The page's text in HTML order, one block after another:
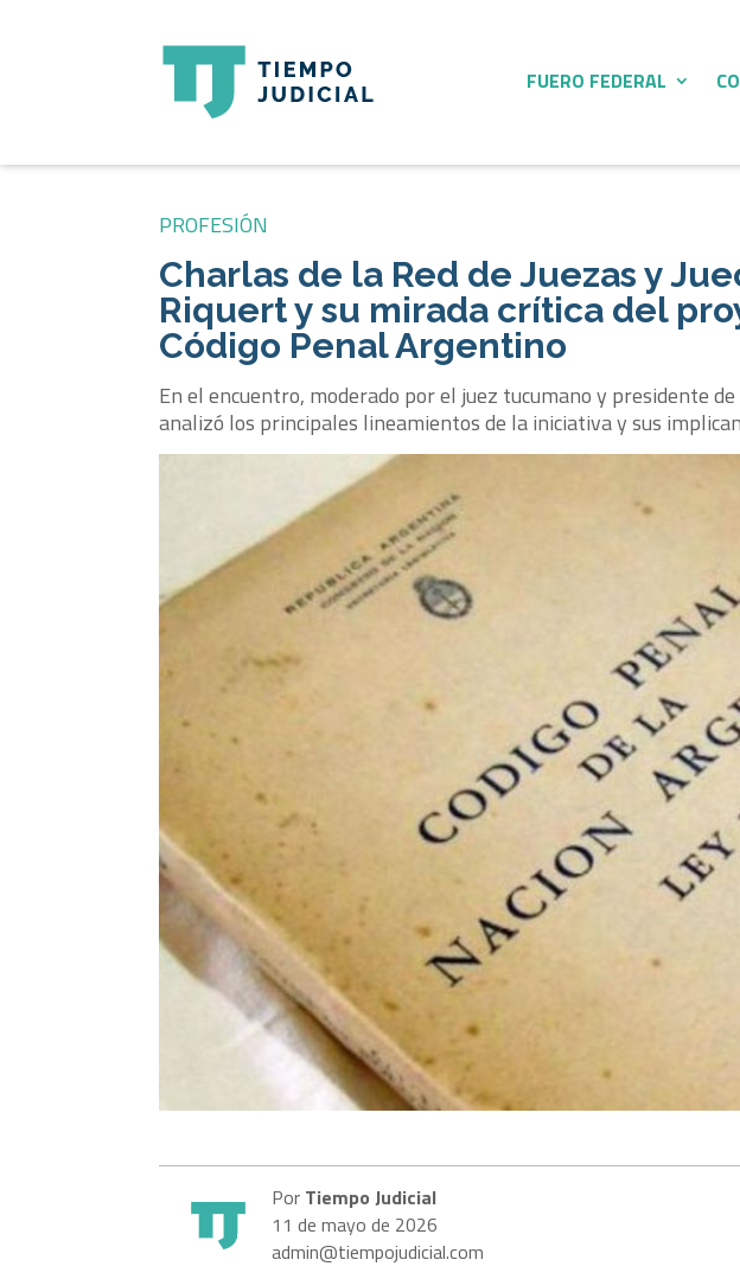
FUERO FEDERAL
PROFESIÓN
Charlas de la Red de Juezas y
Riquert y su mirada crítica del
Código Penal Argentino
En el encuentro, moderado por el juez tucumano y presidente
analizó los principales lineamientos de la iniciativa y sus
Por Tiempo Judicial
11 de mayo de 2026
admin@tiempojudicial.com